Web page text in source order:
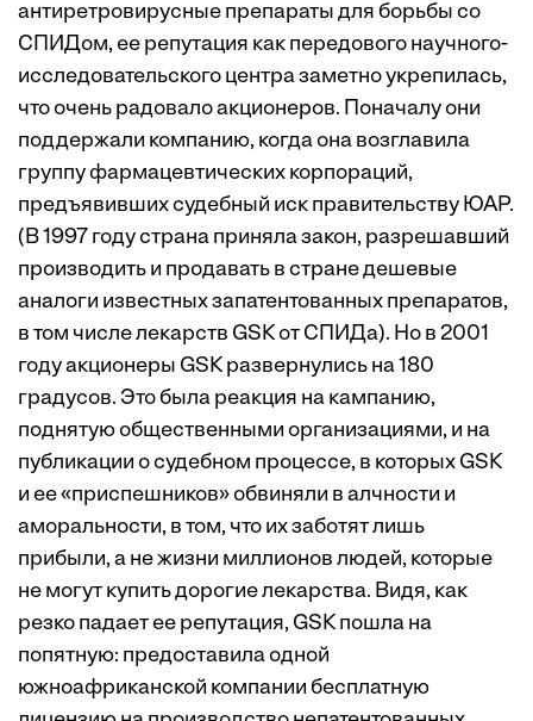
антиретровирусные препараты для борьбы со
СПИДом, ее репутация как передового научного-
исследовательского центра заметно укрепилась,
что очень радовало акционеров. Поначалу они
поддержали компанию, когда она возглавила
группу фармацевтических корпораций,
предъявивших судебный иск правительству ЮАР.
(В 1997 году страна приняла закон, разрешавший
производить и продавать в стране дешевые
аналоги известных запатентованных препаратов,
в том числе лекарств GSK от СПИДа). Но в 2001
году акционеры GSK развернулись на 180
градусов. Это была реакция на кампанию,
поднятую общественными организациями, и на
публикации о судебном процессе, в которых GSK
и ее «приспешников» обвиняли в алчности и
аморальности, в том, что их заботят лишь
прибыли, а не жизни миллионов людей, которые
не могут купить дорогие лекарства. Видя, как
резко падает ее репутация, GSK пошла на
попятную: предоставила одной
южноафриканской компании бесплатную